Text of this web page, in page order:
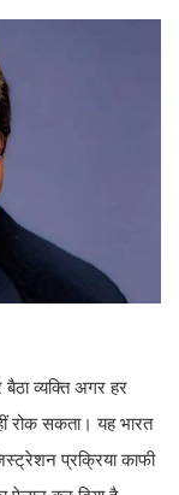
व्यक्ति अगर हर
रोक सकता। यह भारत
प्रक्रिया काफी